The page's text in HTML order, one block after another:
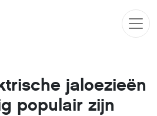
jaloezieën
populair zijn